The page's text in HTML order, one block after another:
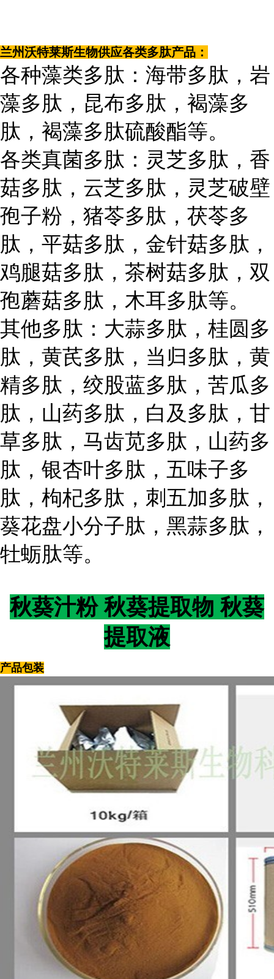
兰州沃特莱斯生物供应各类多肽产品：
各种藻类多肽：海带多肽，岩
藻多肽，昆布多肽，褐藻多
肽，褐藻多肽硫酸酯等。
各类真菌多肽：灵芝多肽，香
菇多肽，云芝多肽，灵芝破壁
孢子粉，猪苓多肽，茯苓多
肽，平菇多肽，金针菇多肽，
鸡腿菇多肽，茶树菇多肽，双
孢蘑菇多肽，木耳多肽等。
其他多肽：大蒜多肽，桂圆多
肽，黄芪多肽，当归多肽，黄
精多肽，绞股蓝多肽，苦瓜多
肽，山药多肽，白及多肽，甘
草多肽，马齿苋多肽，山药多
肽，银杏叶多肽，五味子多
肽，枸杞多肽，刺五加多肽，
葵花盘小分子肽，黑蒜多肽，
牡蛎肽等。
秋葵汁粉 秋葵提取物 秋葵
提取液
产品包装